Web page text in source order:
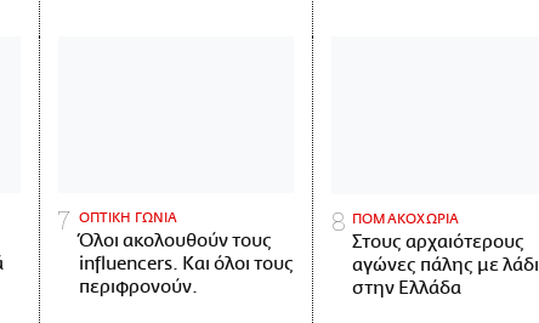
ΟΠΤΙΚΗ ΓΩΝΙΑ
Όλοι ακολουθούν τους
influencers. Και όλοι τους
περιφρονούν.
ΠΟΜΑΚΟΧΩΡΙΑ
Στους αρχαιότερους
αγώνες πάλης με λάδι
στην Ελλάδα